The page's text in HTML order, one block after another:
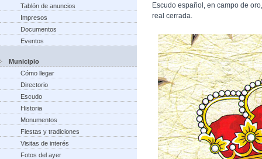
Tablón de anuncios
Impresos
Documentos
Eventos
Municipio
Cómo llegar
Directorio
Escudo
Historia
Monumentos
Fiestas y tradiciones
Visitas de interés
Fotos del ayer
Escudo español, en campo de
real cerrada.